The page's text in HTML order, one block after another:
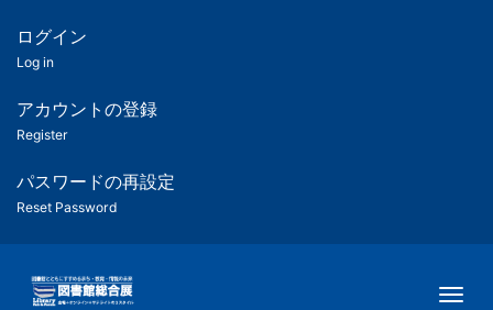
ツ
匿
名
ユ
ー
ー
ログイン
Log in
アカウントの登録
Register
パスワードの再設定
Reset Password